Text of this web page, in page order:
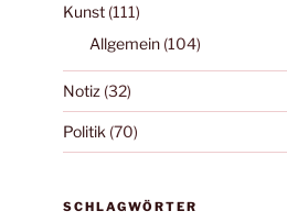
Kunst(111)
Allgemein(104)
Notiz (32)
Politik (70)
SCHLAGWÖRTER